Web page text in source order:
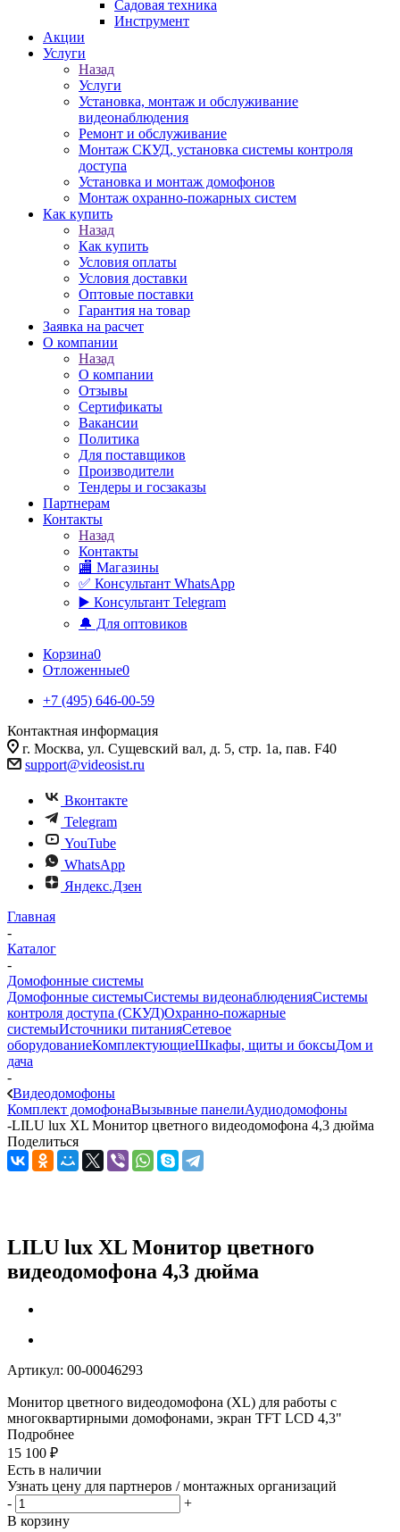
Садовая техника
Инструмент
Акции
Услуги
Назад
Услуги
Установка, монтаж и обслуживание
видеонаблюдения
Ремонт и обслуживание
Монтаж СКУД, установка системы контроля
доступа
Установка и монтаж домофонов
Монтаж охранно-пожарных систем
Как купить
Назад
Как купить
Условия оплаты
Условия доставки
Оптовые поставки
Гарантия на товар
Заявка на расчет
О компании
Назад
О компании
Отзывы
Сертификаты
Вакансии
Политика
Для поставщиков
Производители
Тендеры и госзаказы
Партнерам
Контакты
Назад
Контакты
🏬 Магазины
✅️ Консультант WhatsApp
▶️ Консультант Telegram
🔔 Для оптовиков
Корзина0
Отложенные0
+7 (495) 646-00-59
Контактная информация
г. Москва, ул. Сущевский вал, д. 5, стр. 1а, пав. F40
support@videosist.ru
Вконтакте
Telegram
YouTube
WhatsApp
Яндекс.Дзен
Главная
-
Каталог
-
Домофонные системы
Домофонные системыСистемы видеонаблюденияСистемы
контроля доступа (СКУД)Охранно-пожарные
системыИсточники питанияСетевое
оборудованиеКомплектующиеШкафы, щиты и боксыДом и
дача
-
Видеодомофоны
Комплект домофонаВызывные панелиАудиодомофоны
-LILU lux XL Монитор цветного видеодомофона 4,3 дюйма
Поделиться
LILU lux XL Монитор цветного
видеодомофона 4,3 дюйма
Артикул: 00-00046293
Монитор цветного видеодомофона (XL) для работы с
многоквартирными домофонами, экран TFT LCD 4,3"
Подробнее
15 100 ₽
Есть в наличии
Узнать цену для партнеров / монтажных организаций
-
+
В корзину